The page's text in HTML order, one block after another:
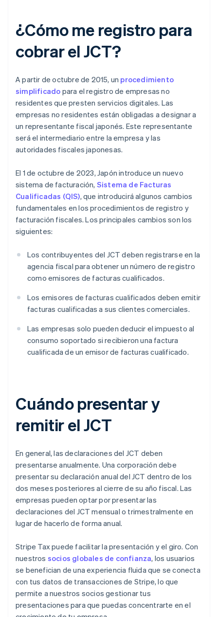
¿Cómo me registro para
cobrar el JCT?
A partir de octubre de 2015, un procedimiento
simplificado para el registro de empresas no
residentes que presten servicios digitales. Las
empresas no residentes están obligadas a designar a
un representante fiscal japonés. Este representante
será el intermediario entre la empresa y las
autoridades fiscales japonesas.
El 1 de octubre de 2023, Japón introduce un nuevo
sistema de facturación, Sistema de Facturas
Cualificadas (QIS), que introducirá algunos cambios
fundamentales en los procedimientos de registro y
facturación fiscales. Los principales cambios son los
siguientes:
Los contribuyentes del JCT deben registrarse en la
agencia fiscal para obtener un número de registro
como emisores de facturas cualificados.
Los emisores de facturas cualificados deben emitir
facturas cualificadas a sus clientes comerciales.
Las empresas solo pueden deducir el impuesto al
consumo soportado si recibieron una factura
cualificada de un emisor de facturas cualificado.
Cuándo presentar y
remitir el JCT
En general, las declaraciones del JCT deben
presentarse anualmente. Una corporación debe
presentar su declaración anual del JCT dentro de los
dos meses posteriores al cierre de su año fiscal. Las
empresas pueden optar por presentar las
declaraciones del JCT mensual o trimestralmente en
lugar de hacerlo de forma anual.
Stripe Tax puede facilitar la presentación y el giro. Con
nuestros socios globales de confianza, los usuarios
se benefician de una experiencia fluida que se conecta
con tus datos de transacciones de Stripe, lo que
permite a nuestros socios gestionar tus
presentaciones para que puedas concentrarte en el